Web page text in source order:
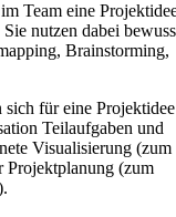
Team eine
nutzen dabei
Brainstorming,
sich für eine
Teilaufgaben und
Visualisierung (zum
Projektplanung (zum